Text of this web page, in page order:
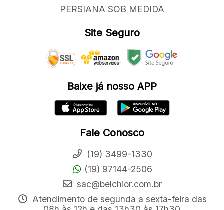
PERSIANA SOB MEDIDA
Site Seguro
Baixe já nosso APP
Fale Conosco
(19) 3499-1330
(19) 97144-2506
sac@belchior.com.br
Atendimento de segunda a sexta-feira das